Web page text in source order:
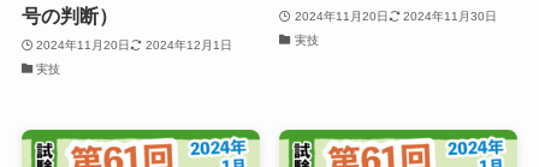
号の判断）
2024年11月20日
2024年12月1日
実技
2024年11月20日
2024年11月30日
実技